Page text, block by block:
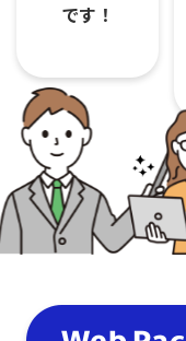
です！